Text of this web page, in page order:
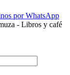
por WhatsApp
- Libros y café